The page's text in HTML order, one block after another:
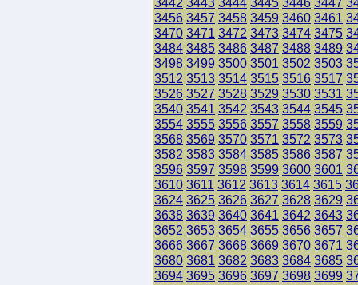
3456 3457 3458 3459 3460 3461
3470 3471 3472 3473 3474 3475
3484 3485 3486 3487 3488 3489
3498 3499 3500 3501 3502 3503
3512 3513 3514 3515 3516 3517
3526 3527 3528 3529 3530 3531
3540 3541 3542 3543 3544 3545
3554 3555 3556 3557 3558 3559
3568 3569 3570 3571 3572 3573
3582 3583 3584 3585 3586 3587
3596 3597 3598 3599 3600 3601
3610 3611 3612 3613 3614 3615
3624 3625 3626 3627 3628 3629
3638 3639 3640 3641 3642 3643
3652 3653 3654 3655 3656 3657
3666 3667 3668 3669 3670 3671
3680 3681 3682 3683 3684 3685
3694 3695 3696 3697 3698 3699